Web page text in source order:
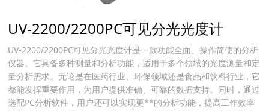
UV-2200/2200PC可见分光光度计
UV-2200/2200PC可见分光光度计是一款功能全面、操作简便的分析
仪器。它具备多种测量和分析功能，适用于多个领域的光度测量和定
量分析需求。无论是在医药行业、环保领域还是食品和饮料行业，它
都能发挥重要作用，为用户提供准确、可靠的数据支持。同时，通过
选配PC分析软件，用户还可以实现更**的分析功能，提高工作效率